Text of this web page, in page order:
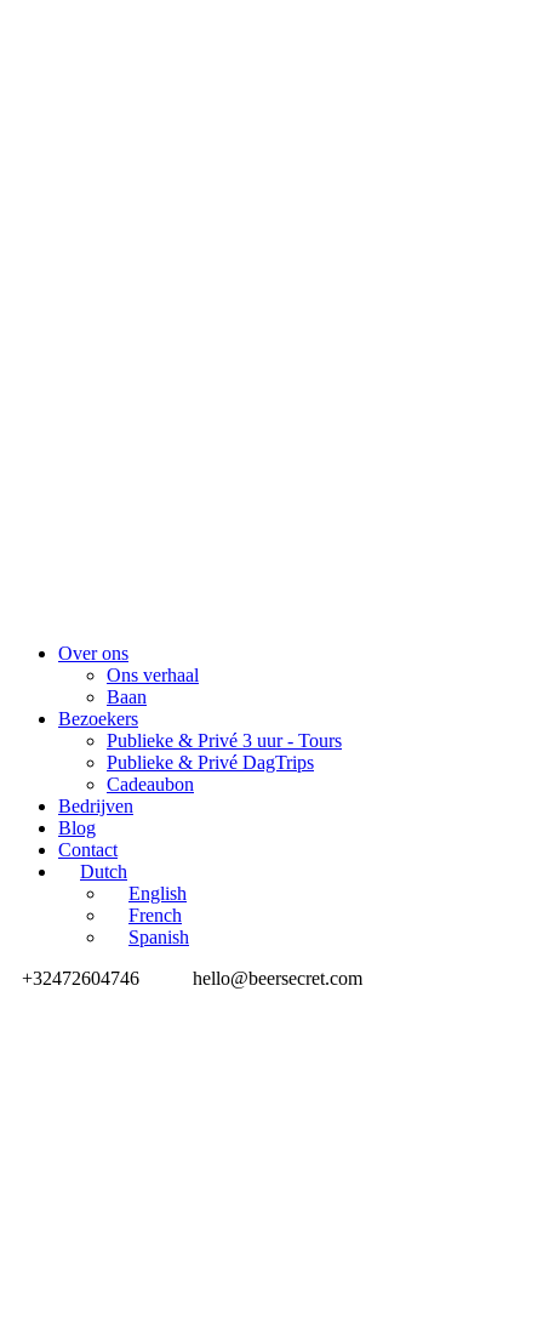
Over ons
Ons verhaal
Baan
Bezoekers
Publieke & Privé 3 uur - Tours
Publieke & Privé DagTrips
Cadeaubon
Bedrijven
Blog
Contact
Dutch
English
French
Spanish
+32472604746
hello@beersecret.com